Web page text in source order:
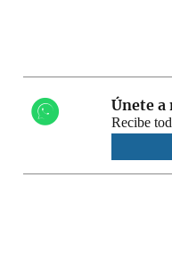
Únete a
Recibe